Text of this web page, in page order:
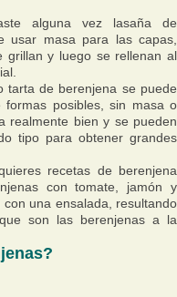
alguna vez lasaña de
usar masa para las capas,
grillan y luego se rellenan al
tarta de berenjena se puede
posibles, sin masa o
realmente bien y se pueden
tipo para obtener grandes
recetas de berenjena
con tomate, jamón y
una ensalada, resultando
son las berenjenas a la